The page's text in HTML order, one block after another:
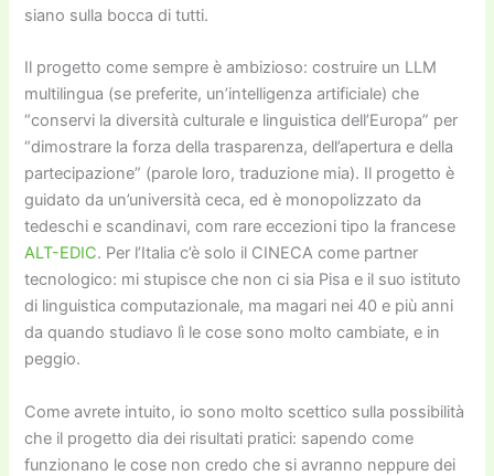
siano sulla bocca di tutti.
Il progetto come sempre è ambizioso: costruire un LLM
multilingua (se preferite, un’intelligenza artificiale) che
“conservi la diversità culturale e linguistica dell’Europa” per
“dimostrare la forza della trasparenza, dell’apertura e della
partecipazione” (parole loro, traduzione mia). Il progetto è
guidato da un’università ceca, ed è monopolizzato da
tedeschi e scandinavi, com rare eccezioni tipo la francese
ALT-EDIC. Per l’Italia c’è solo il CINECA come partner
tecnologico: mi stupisce che non ci sia Pisa e il suo istituto
di linguistica computazionale, ma magari nei 40 e più anni
da quando studiavo lì le cose sono molto cambiate, e in
peggio.
Come avrete intuito, io sono molto scettico sulla possibilità
che il progetto dia dei risultati pratici: sapendo come
funzionano le cose non credo che si avranno neppure dei